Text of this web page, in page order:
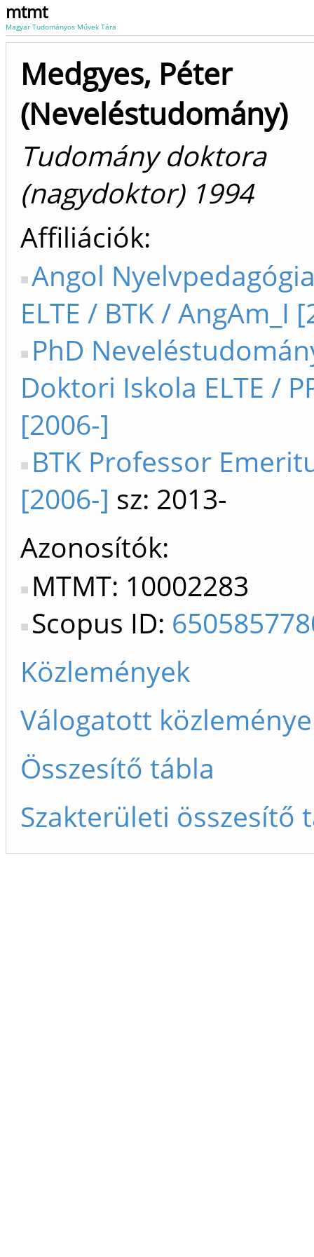
mtmt
Magyar Tudományos Művek Tára
Medgyes, Péter
(Neveléstudomány)
Tudomány doktora
(nagydoktor) 1994
Affiliációk
Angol
ELTE / BTK / AngAm_I
PhD
Doktori Iskola ELTE /
[2006-]
BTK Professor
[2006-] sz: 2013-
Azonosítók
MTMT: 10002283
Scopus ID:
Közlemények
Válogatott
Összesítő tábla
Szakterületi összesítő